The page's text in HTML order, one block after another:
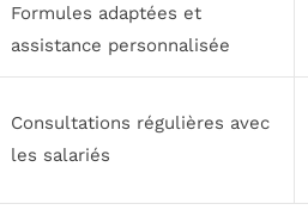
Formules adaptées et
assistance personnalisée
Consultations régulières avec
les salariés